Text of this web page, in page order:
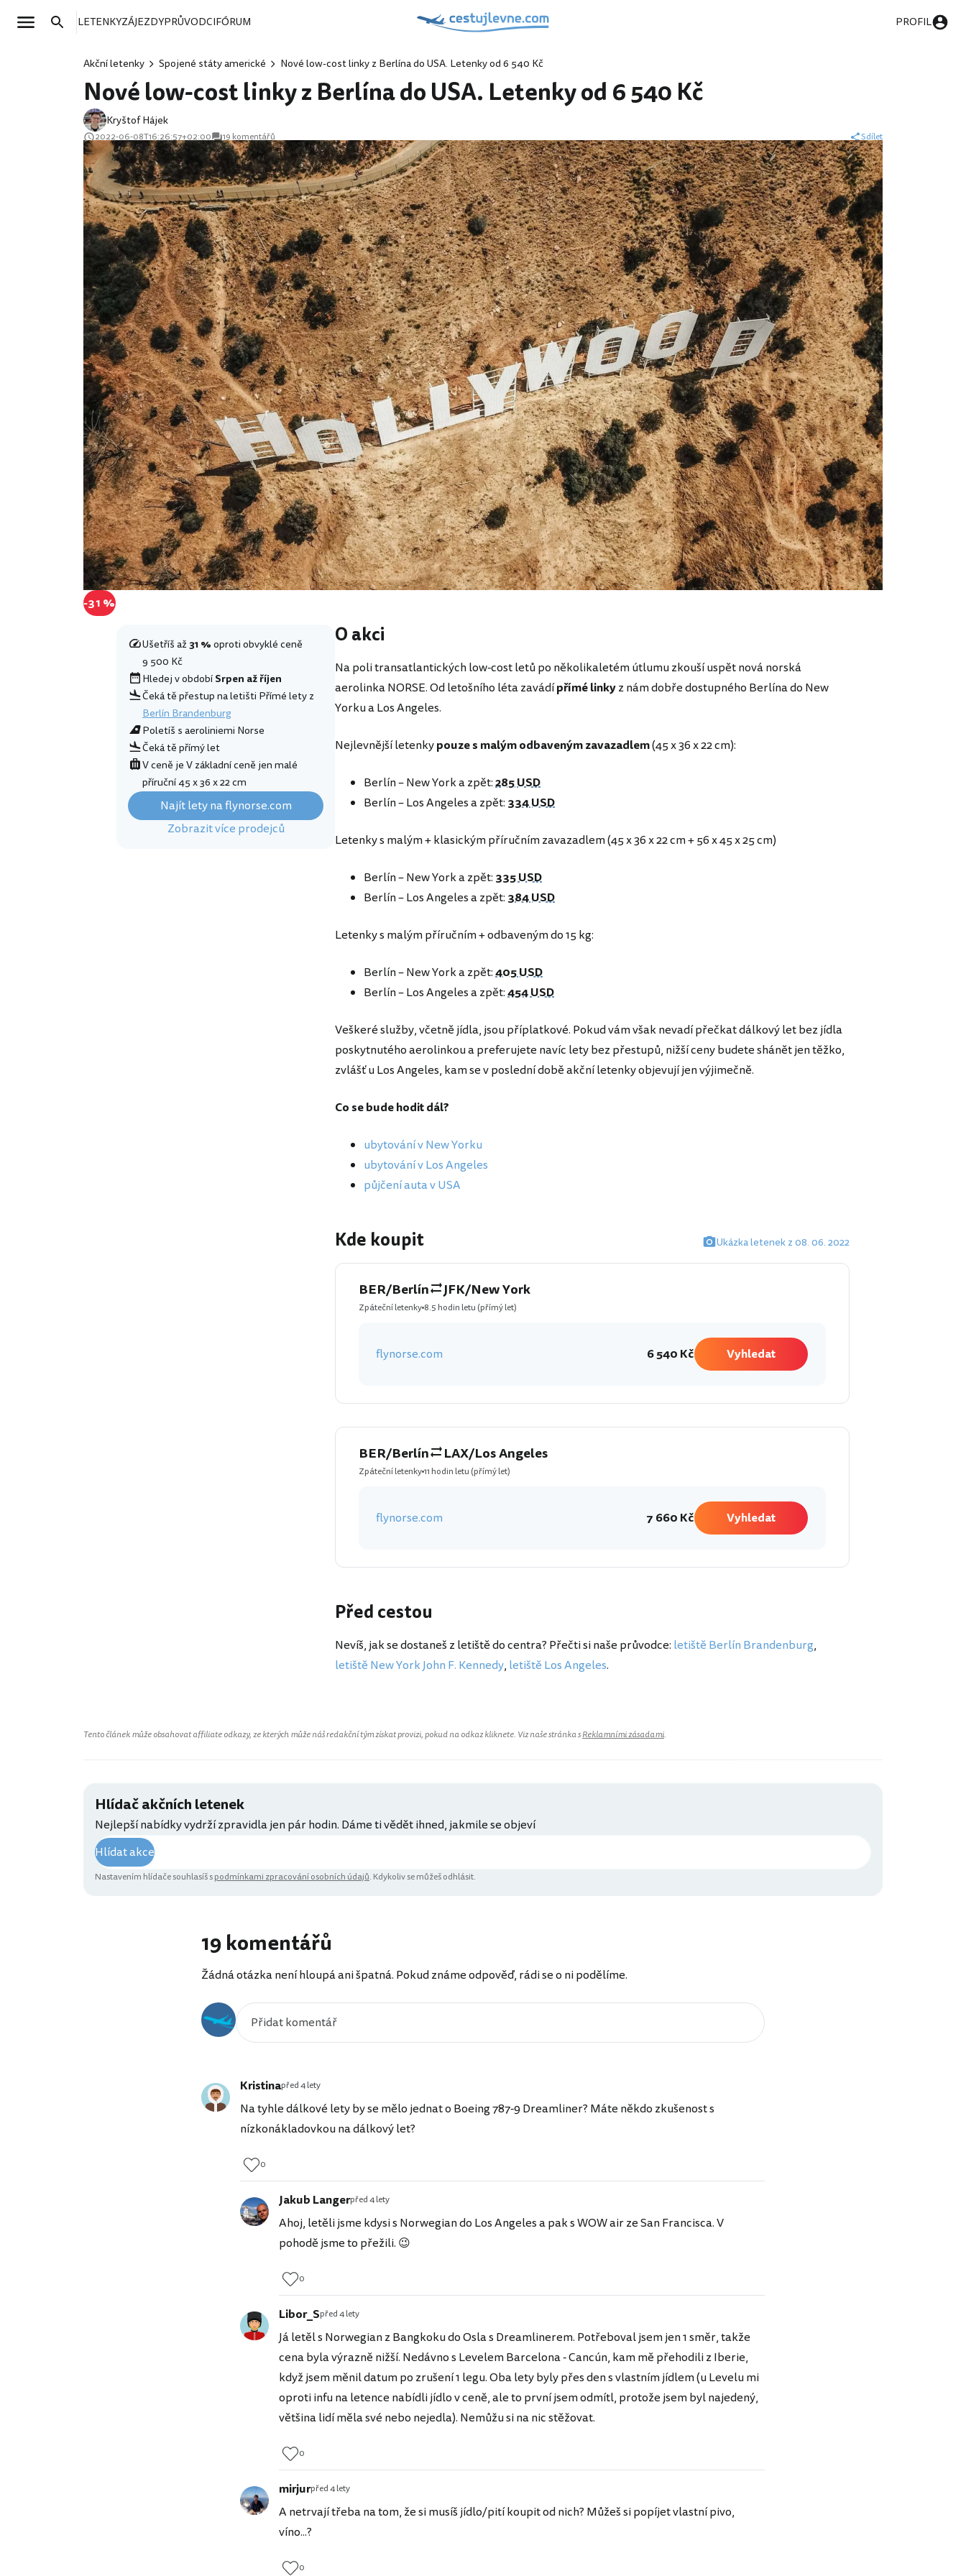
LETENKYZÁJEZDYPRŮVODCIFÓRUM PROFIL
Akční letenky Spojené státy americké Nové low-cost linky z Berlína do USA. Letenky od 6 540 Kč
Nové low-cost linky z Berlína do USA. Letenky od 6 540 Kč
Kryštof Hájek
2022-06-08T16:26:57+02:00 19 komentářů Sdílet
-31 %
Ušetříš až31 %oproti obvyklé ceně
9 500 Kč
Hledej v obdobíSrpen až říjen
Čeká tě přestup na letišti Přímé lety z
Berlín Brandenburg
Poletíš s aeroliniemi Norse
Čeká tě přímý let
V ceně je V základní ceně jen malé
příruční 45 x 36 x 22 cm
Najít lety na flynorse.com
Zobrazit více prodejců
O akci
Na poli transatlantických low-cost letů po několikaletém útlumu zkouší uspět nová norská
aerolinka NORSE. Od letošního léta zavádípřímé linkyz nám dobře dostupného Berlína do New
Yorku a Los Angeles.
Nejlevnější letenkypouze s malým odbaveným zavazadlem(45 x 36 x 22 cm):
Berlín – New York a zpět:285 USD
Berlín – Los Angeles a zpět: 334 USD
Letenky s malým + klasickým příručním zavazadlem (45 x 36 x 22 cm + 56 x 45 x 25 cm)
Berlín – New York a zpět: 335 USD
Berlín – Los Angeles a zpět: 384 USD
Letenky s malým příručním + odbaveným do 15 kg:
Berlín – New York a zpět:405 USD
Berlín – Los Angeles a zpět:454 USD
Veškeré služby, včetně jídla, jsou příplatkové. Pokud vám však nevadí přečkat dálkový let bez jídla
poskytnutého aerolinkou a preferujete navíc lety bez přestupů, nižší ceny budete shánět jen těžko,
zvlášť u Los Angeles, kam se v poslední době akční letenky objevují jen výjimečně.
Co se bude hodit dál?
ubytování v New Yorku
ubytování v Los Angeles
půjčení auta v USA
Kde koupit Ukázka letenek z 08. 06. 2022
BER/Berlín JFK/New York
Zpáteční letenky 8.5 hodin letu (přímý let)
flynorse.com 6 540 Kč Vyhledat
BER/Berlín LAX/Los Angeles
Zpáteční letenky11 hodin letu (přímý let)
flynorse.com 7 660 Kč Vyhledat
Před cestou
Nevíš, jak se dostaneš z letiště do centra? Přečti si naše průvodce: letiště Berlín Brandenburg,
letiště New York John F. Kennedy, letiště Los Angeles.
Tento článek může obsahovat affiliate odkazy, ze kterých může náš redakční tým získat provizi, pokud na odkaz kliknete. Viz naše stránka sReklamními zásadami.
Hlídač akčních letenek
Nejlepší nabídky vydrží zpravidla jen pár hodin. Dáme ti vědět ihned, jakmile se objeví
Hlídat akce
Nastavením hlídače souhlasíš spodmínkami zpracování osobních údajů. Kdykoliv se můžeš odhlásit.
19 komentářů
Žádná otázka není hloupá ani špatná. Pokud známe odpověď, rádi se o ni podělíme.
Kristinapřed 4 lety
Na tyhle dálkové lety by se mělo jednat o Boeing 787-9 Dreamliner? Máte někdo zkušenost s
nízkonákladovkou na dálkový let?
0
Jakub Langerpřed 4 lety
Ahoj, letěli jsme kdysi s Norwegian do Los Angeles a pak s WOW air ze San Francisca. V
pohodě jsme to přežili. 😉
0
Libor_Spřed 4 lety
Já letěl s Norwegian z Bangkoku do Osla s Dreamlinerem. Potřeboval jsem jen 1 směr, takže
cena byla výrazně nižší. Nedávno s Levelem Barcelona - Cancún, kam mě přehodili z Iberie,
když jsem měnil datum po zrušení 1 legu. Oba lety byly přes den s vlastním jídlem (u Levelu mi
oproti infu na letence nabídli jídlo v ceně, ale to první jsem odmítl, protože jsem byl najedený,
většina lidí měla své nebo nejedla). Nemůžu si na nic stěžovat.
0
mirjurpřed 4 lety
A netrvají třeba na tom, že si musíš jídlo/pití koupit od nich? Můžeš si popíjet vlastní pivo,
víno...?
0